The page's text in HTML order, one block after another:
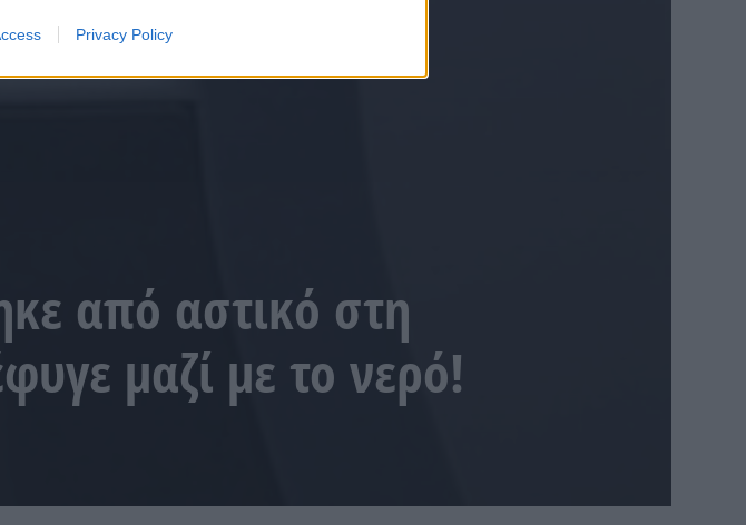
Privacy Policy
από αστικό στη
μαζί με το νερό!